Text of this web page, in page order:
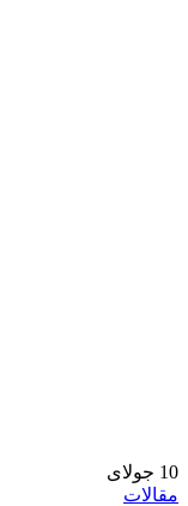
10 جولای
مقالات